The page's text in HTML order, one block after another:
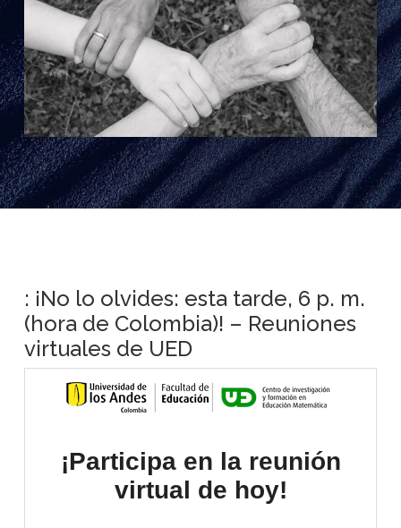
: ¡No lo olvides: esta tarde, 6 p. m.
(hora de Colombia)! – Reuniones
virtuales de UED